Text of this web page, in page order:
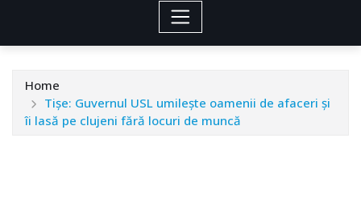
Home
Tişe: Guvernul USL umileşte oamenii de afaceri şi
îi lasă pe clujeni fără locuri de muncă